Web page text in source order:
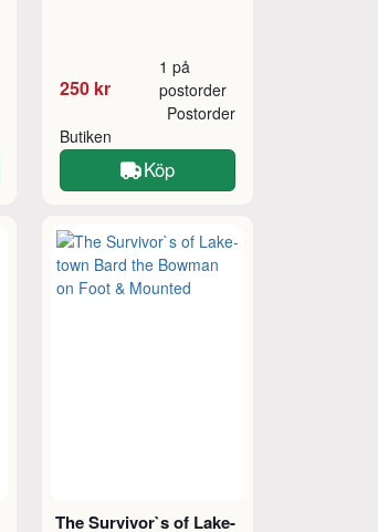
250 kr
1 på
postorder
Butiken
Postorder
Köp
The Survivor`s of Lake-